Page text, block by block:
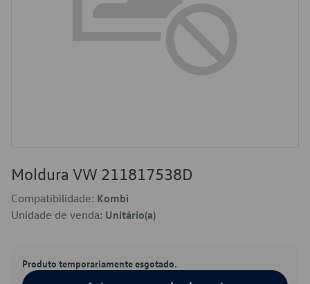
Moldura VW 211817538D
Compatibilidade: Kombi
Unidade de venda: Unitário(a)
Produto temporariamente esgotado.